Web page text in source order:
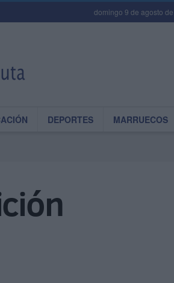
domingo 9 de agosto
DEPORTES MARRUECOS